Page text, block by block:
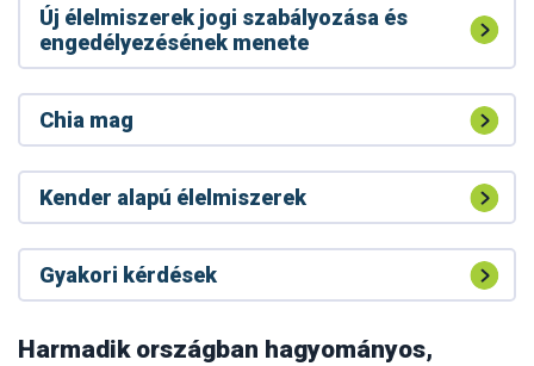
Új élelmiszerek jogi szabályozása és
engedélyezésének menete
Chia mag
Kender alapú élelmiszerek
Gyakori kérdések
Harmadik országban hagyományos,